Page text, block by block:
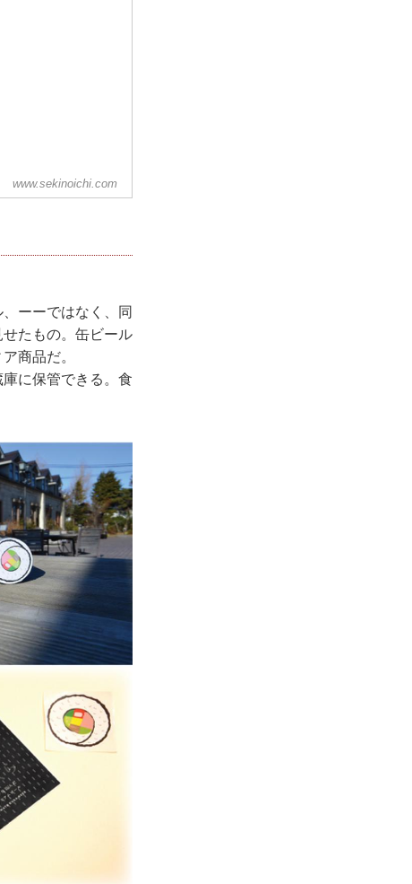
www.sekinoichi.com
ーーではなく、同
たもの。缶ビール
商品だ。
に保管できる。食